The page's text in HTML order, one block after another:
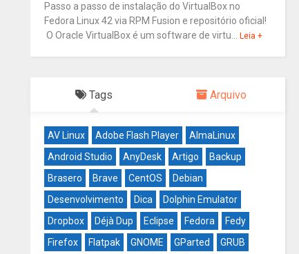
Passo a passo de instalação do VirtualBox no
Fedora Linux 42 via RPM Fusion e repositório oficial!
O Oracle VirtualBox é um software de virtu...
Leia +
Tags Arquivo
AV Linux Adobe Flash Player
AlmaLinux
Android Studio
AnyDesk Artigo
Backup
Brasero
Brave CentOS
Debian
Desenvolvimento
Dica
Dolphin Emulator
Dropbox
Déjà Dup Eclipse Fedora
Fedy
Firefox
Flatpak GNOME GParted
GRUB